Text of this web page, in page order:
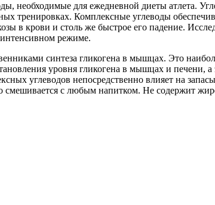
для ежедневной диеты атлета.
тренировках. Комплексные углеводы
крови и столь же быстрое его падение.
режиме.
синтеза гликогена в мышцах. Это
уровня гликогена в мышцах и печени, а
углеводов непосредственно влияет на
смешивается с любым напитком. Не содержит